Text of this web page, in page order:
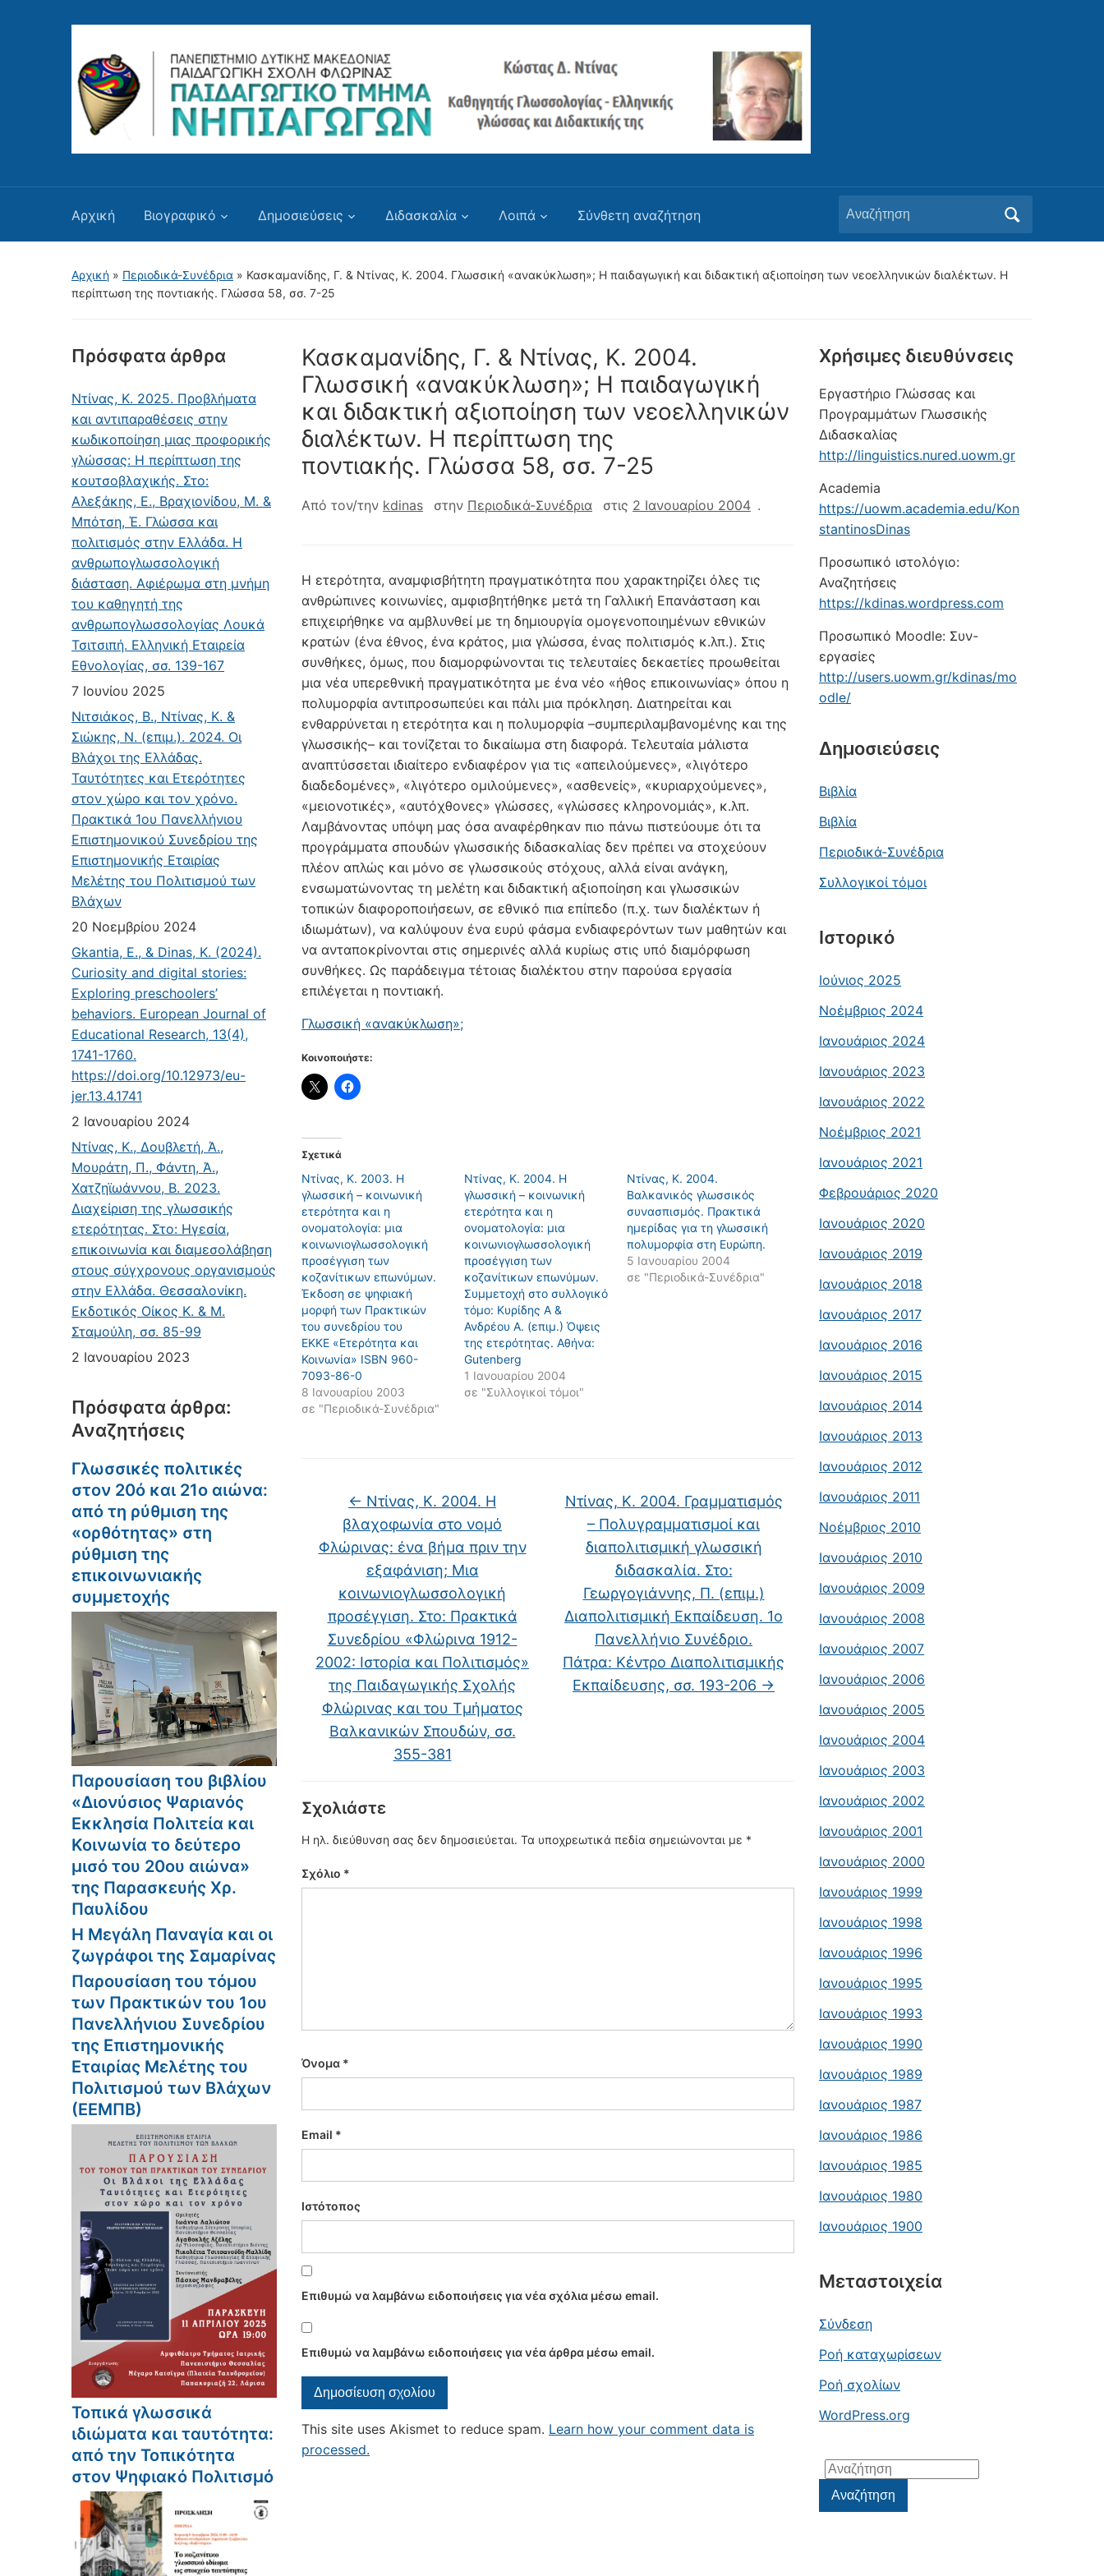
Αρχική Βιογραφικό Δημοσιεύσεις Διδασκαλία Λοιπά Σύνθετη αναζήτηση
Αναζήτηση
για:
Αρχική » Περιοδικά-Συνέδρια » Κασκαμανίδης, Γ. & Ντίνας, Κ. 2004. Γλωσσική «ανακύκλωση»; Η παιδαγωγική και διδακτική αξιοποίηση των νεοελληνικών διαλέκτων. Η
περίπτωση της ποντιακής. Γλώσσα 58, σσ. 7-25
Πρόσφατα άρθρα
Ντίνας, Κ. 2025. Προβλήματα
και αντιπαραθέσεις στην
κωδικοποίηση μιας προφορικής
γλώσσας: Η περίπτωση της
κουτσοβλαχικής. Στο:
Αλεξάκης, Ε., Βραχιονίδου, Μ. &
Μπότση, Έ. Γλώσσα και
πολιτισμός στην Ελλάδα. Η
ανθρωπογλωσσολογική
διάσταση. Αφιέρωμα στη μνήμη
του καθηγητή της
ανθρωπογλωσσολογίας Λουκά
Τσιτσιπή. Ελληνική Εταιρεία
Εθνολογίας, σσ. 139-167
7 Ιουνίου 2025
Νιτσιάκος, Β., Ντίνας, Κ. &
Σιώκης, Ν. (επιμ.). 2024. Οι
Βλάχοι της Ελλάδας.
Ταυτότητες και Ετερότητες
στον χώρο και τον χρόνο.
Πρακτικά 1ου Πανελλήνιου
Επιστημονικού Συνεδρίου της
Επιστημονικής Εταιρίας
Μελέτης του Πολιτισμού των
Βλάχων
20 Νοεμβρίου 2024
Gkantia, E., & Dinas, K. (2024).
Curiosity and digital stories:
Exploring preschoolers’
behaviors. European Journal of
Educational Research, 13(4),
1741-1760.
https://doi.org/10.12973/eu-
jer.13.4.1741
2 Ιανουαρίου 2024
Ντίνας, Κ., Δουβλετή, Ά.,
Μουράτη, Π., Φάντη, Ά.,
Χατζηϊωάννου, Β. 2023.
Διαχείριση της γλωσσικής
ετερότητας. Στο: Ηγεσία,
επικοινωνία και διαμεσολάβηση
στους σύγχρονους οργανισμούς
στην Ελλάδα. Θεσσαλονίκη.
Εκδοτικός Οίκος Κ. & Μ.
Σταμούλη, σσ. 85-99
2 Ιανουαρίου 2023
Πρόσφατα άρθρα:
Αναζητήσεις
Γλωσσικές πολιτικές
στον 20ό και 21ο αιώνα:
από τη ρύθμιση της
«ορθότητας» στη
ρύθμιση της
επικοινωνιακής
συμμετοχής
Παρουσίαση του βιβλίου
«Διονύσιος Ψαριανός
Εκκλησία Πολιτεία και
Κοινωνία το δεύτερο
μισό του 20ου αιώνα»
της Παρασκευής Χρ.
Παυλίδου
Η Μεγάλη Παναγία και οι
ζωγράφοι της Σαμαρίνας
Παρουσίαση του τόμου
των Πρακτικών του 1ου
Πανελλήνιου Συνεδρίου
της Επιστημονικής
Εταιρίας Μελέτης του
Πολιτισμού των Βλάχων
(ΕΕΜΠΒ)
Τοπικά γλωσσικά
ιδιώματα και ταυτότητα:
από την Τοπικότητα
στον Ψηφιακό Πολιτισμό
Κασκαμανίδης, Γ. & Ντίνας, Κ. 2004.
Γλωσσική «ανακύκλωση»; Η παιδαγωγική
και διδακτική αξιοποίηση των νεοελληνικών
διαλέκτων. Η περίπτωση της
ποντιακής. Γλώσσα 58, σσ. 7-25
Από τον/την kdinas στην Περιοδικά-Συνέδρια στις 2 Ιανουαρίου 2004 .
Η ετερότητα, αναμφισβήτητη πραγματικότητα που χαρακτηρίζει όλες τις
ανθρώπινες κοινωνίες, αμφισβητήθηκε μετά τη Γαλλική Επανάσταση και
επιχειρήθηκε να αμβλυνθεί με τη δημιουργία ομογενοποιημένων εθνικών
κρατών (ένα έθνος, ένα κράτος, μια γλώσσα, ένας πολιτισμός κ.λπ.). Στις
συνθήκες, όμως, που διαμορφώνονται τις τελευταίες δεκαετίες προωθείται
μια νέα υπερεθνική πραγματικότητα με ένα νέο «ήθος επικοινωνίας» όπου η
πολυμορφία αντιπροσωπεύει και πάλι μια πρόκληση. Διατηρείται και
ενθαρρύνεται η ετερότητα και η πολυμορφία –συμπεριλαμβανομένης και της
γλωσσικής– και τονίζεται το δικαίωμα στη διαφορά. Τελευταία μάλιστα
αναπτύσσεται ιδιαίτερο ενδιαφέρον για τις «απειλούμενες», «λιγότερο
διαδεδομένες», «λιγότερο ομιλούμενες», «ασθενείς», «κυριαρχούμενες»,
«μειονοτικές», «αυτόχθονες» γλώσσες, «γλώσσες κληρονομιάς», κ.λπ.
Λαμβάνοντας υπόψη μας όσα αναφέρθηκαν πιο πάνω πιστεύουμε ότι τα
προγράμματα σπουδών γλωσσικής διδασκαλίας δεν πρέπει να στοχεύουν
πλέον απλώς και μόνο σε γλωσσικούς στόχους, αλλά είναι ανάγκη,
ενσωματώνοντας τη μελέτη και διδακτική αξιοποίηση και γλωσσικών
τοπικών διαφοροποιήσεων, σε εθνικό πια επίπεδο (π.χ. των διαλέκτων ή
ιδιωμάτων), να καλύψουν ένα ευρύ φάσμα ενδιαφερόντων των μαθητών και
να ανταποκρίνονται στις σημερινές αλλά κυρίως στις υπό διαμόρφωση
συνθήκες. Ως παράδειγμα τέτοιας διαλέκτου στην παρούσα εργασία
επιλέγεται η ποντιακή.
Γλωσσική «ανακύκλωση»;
Κοινοποιήστε:
Σχετικά
Ντίνας, Κ. 2003. Η
γλωσσική – κοινωνική
ετερότητα και η
ονοματολογία: μια
κοινωνιογλωσσολογική
προσέγγιση των
κοζανίτικων επωνύμων.
Έκδοση σε ψηφιακή
μορφή των Πρακτικών
του συνεδρίου του
ΕΚΚΕ «Ετερότητα και
Κοινωνία» ΙSBN 960-
7093-86-0
8 Ιανουαρίου 2003
σε "Περιοδικά-Συνέδρια"
Ντίνας, Κ. 2004. Η
γλωσσική – κοινωνική
ετερότητα και η
ονοματολογία: μια
κοινωνιογλωσσολογική
προσέγγιση των
κοζανίτικων επωνύμων.
Συμμετοχή στο συλλογικό
τόμο: Κυρίδης Α &
Ανδρέου Α. (επιμ.) Όψεις
της ετερότητας. Αθήνα:
Gutenberg
1 Ιανουαρίου 2004
σε "Συλλογικοί τόμοι"
Ντίνας, Κ. 2004.
Βαλκανικός γλωσσικός
συνασπισμός. Πρακτικά
ημερίδας για τη γλωσσική
πολυμορφία στη Ευρώπη.
5 Ιανουαρίου 2004
σε "Περιοδικά-Συνέδρια"
← Ντίνας, Κ. 2004. H
βλαχοφωνία στο νομό
Φλώρινας: ένα βήμα πριν την
εξαφάνιση; Μια
κοινωνιογλωσσολογική
προσέγγιση. Στο: Πρακτικά
Συνεδρίου «Φλώρινα 1912-
2002: Ιστορία και Πολιτισμός»
της Παιδαγωγικής Σχολής
Φλώρινας και του Τμήματος
Βαλκανικών Σπουδών, σσ.
355-381
Ντίνας, Κ. 2004. Γραμματισμός
– Πολυγραμματισμοί και
διαπολιτισμική γλωσσική
διδασκαλία. Στο:
Γεωργογιάννης, Π. (επιμ.)
Διαπολιτισμική Εκπαίδευση. 1ο
Πανελλήνιο Συνέδριο.
Πάτρα: Κέντρο Διαπολιτισμικής
Εκπαίδευσης, σσ. 193-206 →
Σχολιάστε
Η ηλ. διεύθυνση σας δεν δημοσιεύεται. Τα υποχρεωτικά πεδία σημειώνονται με *
Σχόλιο *
Όνομα *
Email *
Ιστότοπος
Επιθυμώ να λαμβάνω ειδοποιήσεις για νέα σχόλια μέσω email.
Επιθυμώ να λαμβάνω ειδοποιήσεις για νέα άρθρα μέσω email.
This site uses Akismet to reduce spam. Learn how your comment data is
processed.
Xρήσιμες διευθύνσεις
Εργαστήριο Γλώσσας και
Προγραμμάτων Γλωσσικής
Διδασκαλίας
http://linguistics.nured.uowm.gr
Academia
https://uowm.academia.edu/Kon
stantinosDinas
Προσωπικό ιστολόγιο:
Αναζητήσεις
https://kdinas.wordpress.com
Προσωπικό Moodle: Συν-
εργασίες
http://users.uowm.gr/kdinas/mo
odle/
Δημοσιεύσεις
Βιβλία
Βιβλία
Περιοδικά-Συνέδρια
Συλλογικοί τόμοι
Ιστορικό
Ιούνιος 2025
Νοέμβριος 2024
Ιανουάριος 2024
Ιανουάριος 2023
Ιανουάριος 2022
Νοέμβριος 2021
Ιανουάριος 2021
Φεβρουάριος 2020
Ιανουάριος 2020
Ιανουάριος 2019
Ιανουάριος 2018
Ιανουάριος 2017
Ιανουάριος 2016
Ιανουάριος 2015
Ιανουάριος 2014
Ιανουάριος 2013
Ιανουάριος 2012
Ιανουάριος 2011
Νοέμβριος 2010
Ιανουάριος 2010
Ιανουάριος 2009
Ιανουάριος 2008
Ιανουάριος 2007
Ιανουάριος 2006
Ιανουάριος 2005
Ιανουάριος 2004
Ιανουάριος 2003
Ιανουάριος 2002
Ιανουάριος 2001
Ιανουάριος 2000
Ιανουάριος 1999
Ιανουάριος 1998
Ιανουάριος 1996
Ιανουάριος 1995
Ιανουάριος 1993
Ιανουάριος 1990
Ιανουάριος 1989
Ιανουάριος 1987
Ιανουάριος 1986
Ιανουάριος 1985
Ιανουάριος 1980
Ιανουάριος 1900
Μεταστοιχεία
Σύνδεση
Ροή καταχωρίσεων
Ροή σχολίων
WordPress.org
Αναζήτηση
για:Αναζήτηση